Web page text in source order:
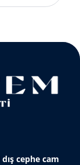
dış cephe cam